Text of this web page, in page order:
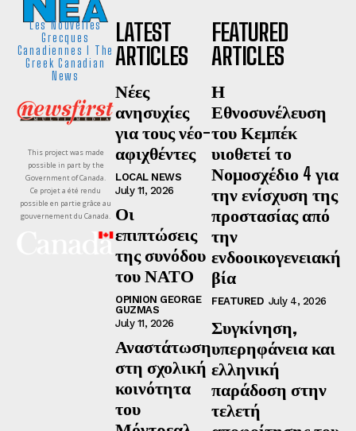
Les Nouvelles
Grecques
Canadiennes I The
Greek Canadian
News
This project was made
possible in part by the
Government of Canada.
Ce projet a été rendu
possible en partie grâce au
gouvernement du Canada.
LATEST
ARTICLES
Νέες
ανησυχίες
για τους νέο-
αφιχθέντες
LOCAL NEWS
July 11, 2026
Οι
επιπτώσεις
της συνόδου
του ΝΑΤΟ
OPINION GEORGE
GUZMAS
July 11, 2026
Αναστάτωση
στη σχολική
κοινότητα
του
FEATURED
ARTICLES
Η
Εθνοσυνέλευση
του Κεμπέκ
υιοθετεί το
Νομοσχέδιο 4 για
την ενίσχυση της
προστασίας από
την
ενδοοικογενειακή
βία
FEATURED July 4, 2026
Συγκίνηση,
υπερηφάνεια και
ελληνική
παράδοση στην
τελετή